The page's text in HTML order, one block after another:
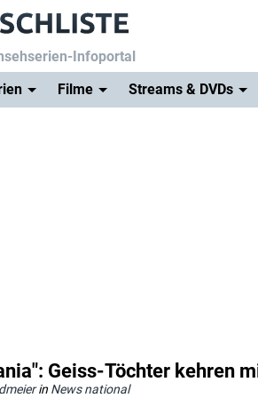
Infoportal
Filme Streams & DVDs
Geiss-Töchter kehren
in News national